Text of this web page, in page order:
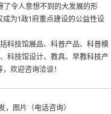
了令人意想不到的大发展的形
为1政1府重点建设的公益性设
科技馆展品、科普产品、科普模
科技馆设计、教具、早教科技产
欢迎咨询洽谈！
，图片（电话咨询）